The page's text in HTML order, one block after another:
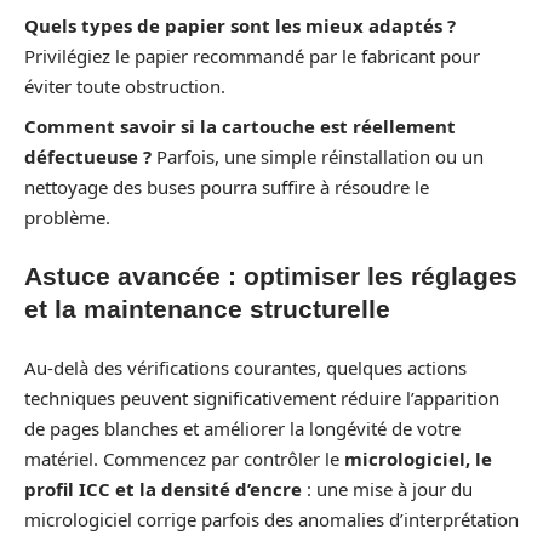
Quels types de papier sont les mieux adaptés ?
Privilégiez le papier recommandé par le fabricant pour
éviter toute obstruction.
Comment savoir si la cartouche est réellement
défectueuse ? Parfois, une simple réinstallation ou un
nettoyage des buses pourra suffire à résoudre le
problème.
Astuce avancée : optimiser les réglages
et la maintenance structurelle
Au-delà des vérifications courantes, quelques actions
techniques peuvent significativement réduire l’apparition
de pages blanches et améliorer la longévité de votre
matériel. Commencez par contrôler le micrologiciel, le
profil ICC et la densité d’encre : une mise à jour du
micrologiciel corrige parfois des anomalies d’interprétation